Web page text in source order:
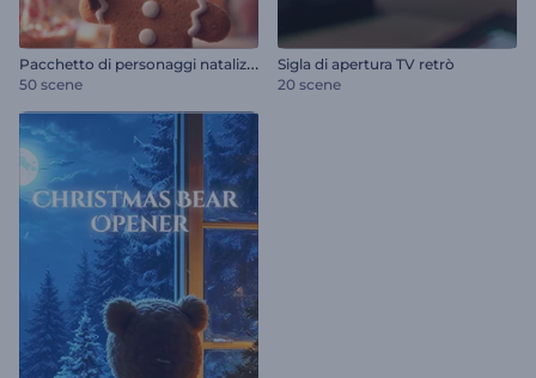
P
acchetto di personaggi natalizi gentili
50 scene
Sigla di apertura TV retrò
20 scene